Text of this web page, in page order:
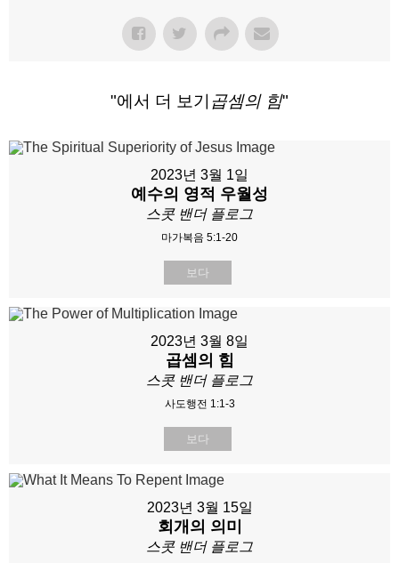
"에서 더 보기 곱셈의 힘"
2023년 3월 1일
예수의 영적 우월성
스콧 밴더 플로그
마가복음 5:1-20
보다
2023년 3월 8일
곱셈의 힘
스콧 밴더 플로그
사도행전 1:1-3
보다
2023년 3월 15일
회개의 의미
스콧 밴더 플로그